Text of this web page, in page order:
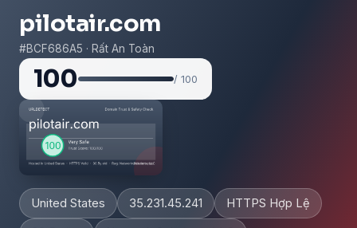
pilotair.com
#BCF686A5 · Rất An Toàn
100 / 100
United States 35.231.45.241 HTTPS Hợp Lệ